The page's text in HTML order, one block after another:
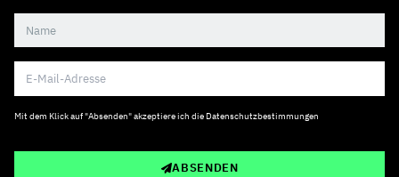
Mit dem Klick auf "Absenden" akzeptiere ich die Datenschutzbestimmungen
ABSENDEN